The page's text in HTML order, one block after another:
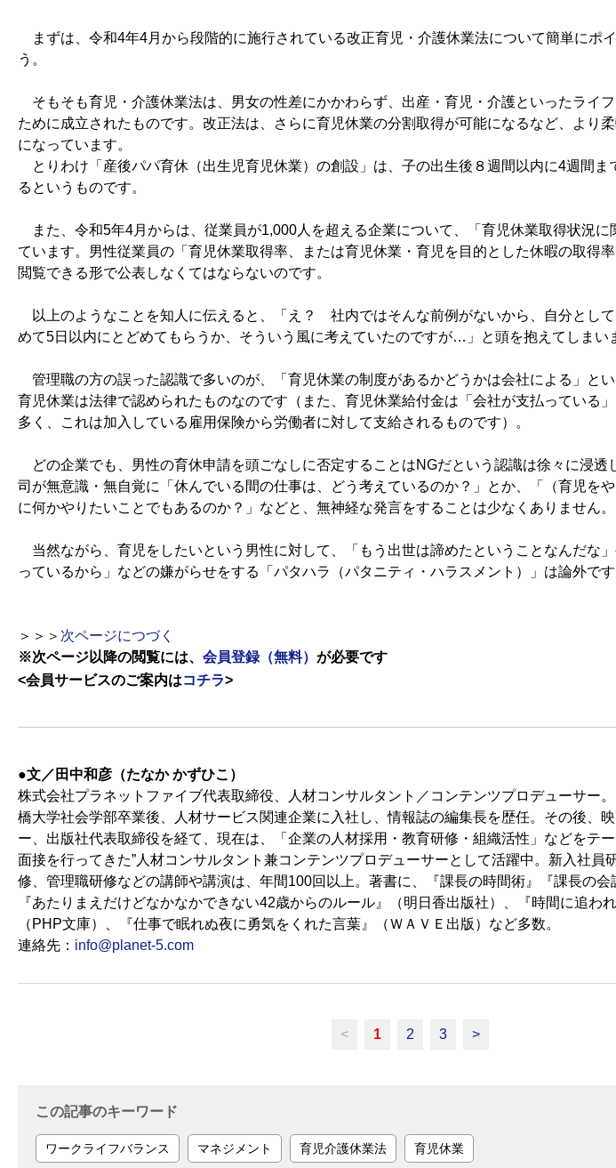
まずは、令和4年4月から段階的に施行されている改正育児・介護休業法について簡単にポ
う。
そもそも育児・介護休業法は、男女の性差にかかわらず、出産・育児・介護といったライ
ために成立されたものです。改正法は、さらに育児休業の分割取得が可能になるなど、より
になっています。
とりわけ「産後パパ育休（出生児育児休業）の創設」は、子の出生後８週間以内に4週間ま
るというものです。
また、令和5年4月からは、従業員が1,000人を超える企業について、「育児休業取得状況に
ています。男性従業員の「育児休業取得率、または育児休業・育児を目的とした休暇の取得
閲覧できる形で公表しなくてはならないのです。
以上のようなことを知人に伝えると、「え？ 社内ではそんな前例がないから、自分とし
めて5日以内にとどめてもらうか、そういう風に考えていたのですが…」と頭を抱えてしまい
管理職の方の誤った認識で多いのが、「育児休業の制度があるかどうかは会社による」とい
育児休業は法律で認められたものなのです（また、育児休業給付金は「会社が支払っている
多く、これは加入している雇用保険から労働者に対して支給されるものです）。
どの企業でも、男性の育休申請を頭ごなしに否定することはNGだという認識は徐々に浸透
司が無意識・無自覚に「休んでいる間の仕事は、どう考えているのか？」とか、「（育児を
に何かやりたいことでもあるのか？」などと、無神経な発言をすることは少なくありません。
当然ながら、育児をしたいという男性に対して、「もう出世は諦めたということなんだな
っているから」などの嫌がらせをする「パタハラ（パタニティ・ハラスメント）」は論外です
＞＞＞ 次ページにつづく
※次ページ以降の閲覧には、 会員登録（無料） が必要です
<会員サービスのご案内はコチラ>
●文／田中和彦（たなか かずひこ）
株式会社プラネットファイブ代表取締役、人材コンサルタント／コンテンツプロデューサー
橋大学社会学部卒業後、人材サービス関連企業に入社し、情報誌の編集長を歴任。その後、
ー、出版社代表取締役を経て、現在は、「企業の人材採用・教育研修・組織活性」などをテ
面接を行ってきた”人材コンサルタント兼コンテンツプロデューサーとして活躍中。新入社員
修、管理職研修などの講師や講演は、年間100回以上。著書に、『課長の時間術』『課長の会
『あたりまえだけどなかなかできない42歳からのルール』（明日香出版社）、『時間に追わ
（PHP文庫）、『仕事で眠れぬ夜に勇気をくれた言葉』（ＷＡＶＥ出版）など多数。
連絡先： info@planet-5.com
< 1 2 3 >
この記事のキーワード
ワークライフバランス マネジメント 育児介護休業法
育児休業